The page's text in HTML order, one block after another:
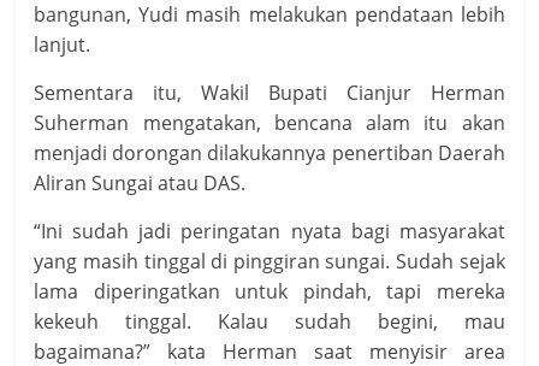
bangunan, Yudi masih melakukan pendataan lebih
lanjut.
Sementara itu, Wakil Bupati Cianjur Herman
Suherman mengatakan, bencana alam itu akan
menjadi dorongan dilakukannya penertiban Daerah
Aliran Sungai atau DAS.
“Ini sudah jadi peringatan nyata bagi masyarakat
yang masih tinggal di pinggiran sungai. Sudah sejak
lama diperingatkan untuk pindah, tapi mereka
kekeuh tinggal. Kalau sudah begini, mau
bagaimana?” kata Herman saat menyisir area